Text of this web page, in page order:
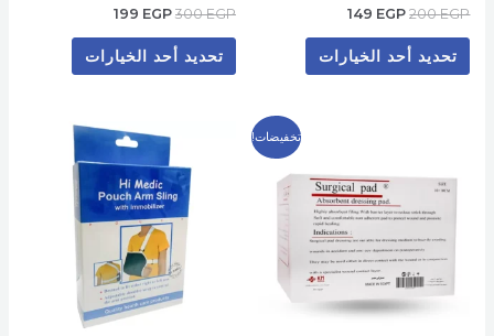
200EGP
149 EGP
تحديد أحد الخيارات
300EGP
199 EGP
تحديد أحد الخيارات
تخفيضات!
70 EGP.
59 EGP.